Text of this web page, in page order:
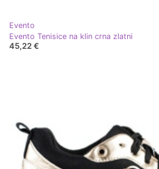
Evento
Evento Tenisice na klin crna zlatni
45,22 €